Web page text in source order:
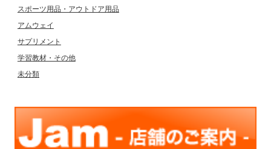
スポーツ用品・アウトドア用品
アムウェイ
サプリメント
学習教材・その他
未分類